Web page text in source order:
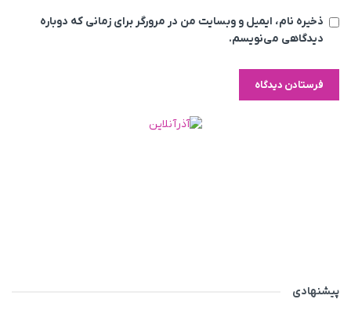
ذخیره نام، ایمیل و وبسایت من در مرورگر برای زمانی که دوباره
دیدگاهی می‌نویسم.
پیشنهادی